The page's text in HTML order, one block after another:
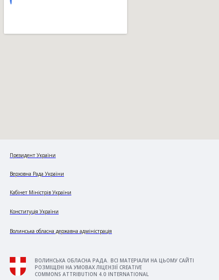
Президент України
Верховна Рада України
Кабінет Міністрів України
Конституція України
Волинська обласна державна адміністрація
ВОЛИНСЬКА ОБЛАСНА РАДА. ВСІ МАТЕРІАЛИ НА ЦЬОМУ САЙТІ
РОЗМІЩЕНІ НА УМОВАХ ЛІЦЕНЗІЇ CREATIVE
COMMONS ATTRIBUTION 4.0 INTERNATIONAL